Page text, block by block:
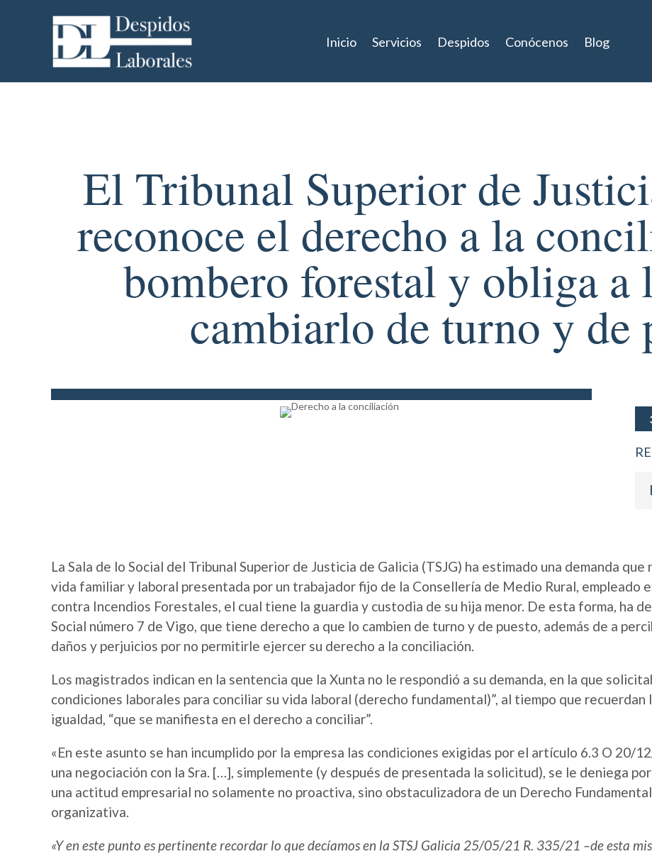
Inicio Servicios Despidos Conócenos Blog
El Tribunal Superior de
reconoce el derecho a la
bombero forestal y obliga a
cambiarlo de turno y de
La Sala de lo Social del Tribunal Superior de Justicia de Galicia (TSJG) ha estimado una demanda
vida familiar y laboral presentada por un trabajador fijo de la Consellería de Medio Rural, empleado
contra Incendios Forestales, el cual tiene la guardia y custodia de su hija menor. De esta forma, ha
Social número 7 de Vigo, que tiene derecho a que lo cambien de turno y de puesto, además de a
daños y perjuicios por no permitirle ejercer su derecho a la conciliación.
Los magistrados indican en la sentencia que la Xunta no le respondió a su demanda, en la que
condiciones laborales para conciliar su vida laboral (derecho fundamental)”, al tiempo que
igualdad, “que se manifiesta en el derecho a conciliar”.
«En este asunto se han incumplido por la empresa las condiciones exigidas por el artículo 6.3 O 20/
una negociación con la Sra. […], simplemente (y después de presentada la solicitud), se le deniega
una actitud empresarial no solamente no proactiva, sino obstaculizadora de un Derecho
organizativa.
«Y en este punto es pertinente recordar lo que decíamos en la STSJ Galicia 25/05/21 R. 335/21 –de esta